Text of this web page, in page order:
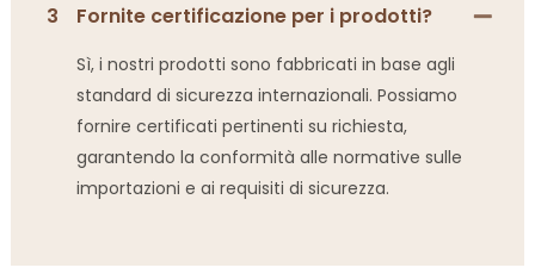
3 Fornite certificazione per i prodotti?
Sì, i nostri prodotti sono fabbricati in base agli
standard di sicurezza internazionali. Possiamo
fornire certificati pertinenti su richiesta,
garantendo la conformità alle normative sulle
importazioni e ai requisiti di sicurezza.